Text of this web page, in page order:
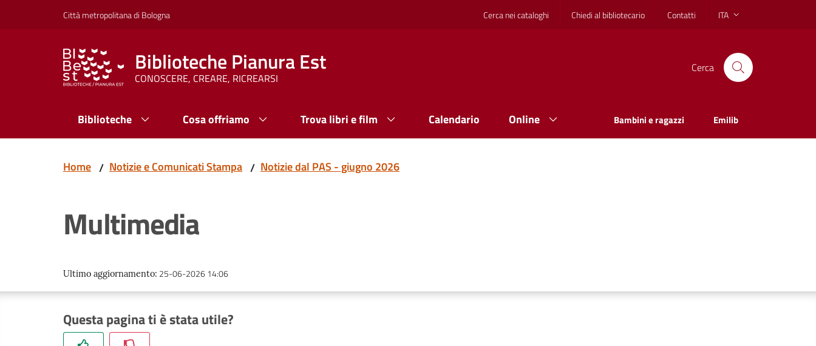
Vai al contenuto
Vai alla navigazioneCittà metropolitana di Bologna Cerca nei cataloghi Chiedi al bibliotecario Contatti ITA
Biblioteche Pianura Est
CONOSCERE, CREARE, RICREARSI
Cerca
Biblioteche Cosa offriamo Trova libri e film Calendario Online Bambini e ragazzi Emilib
Home / Notizie e Comunicati Stampa / Notizie dal PAS - giugno 2026
Multimedia
Ultimo aggiornamento: 25-06-2026 14:06
Questa pagina ti è stata utile?